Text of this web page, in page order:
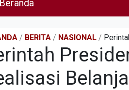
Beranda
/ BERITA / NASIONAL /